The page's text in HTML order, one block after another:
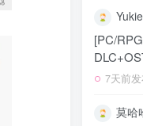
Yukie
[PC/
7天前
莫哈